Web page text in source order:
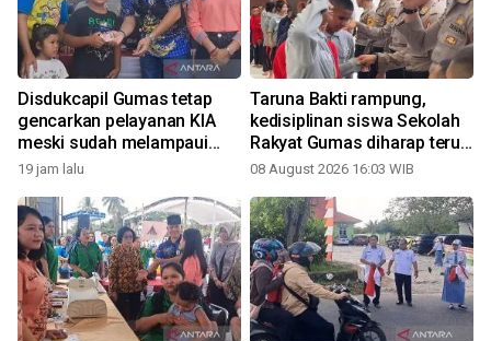
Disdukcapil Gumas tetap
gencarkan pelayanan KIA
meski sudah melampaui
target
19 jam lalu
Taruna Bakti rampung,
kedisiplinan siswa Sekolah
Rakyat Gumas diharap terus
terjaga
08 August 2026 16:03 WIB